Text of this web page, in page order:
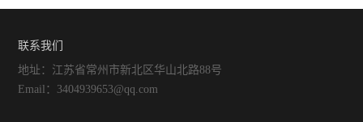
联系我们
地址：江苏省常州市新北区华山北路88号
Email：3404939653@qq.com